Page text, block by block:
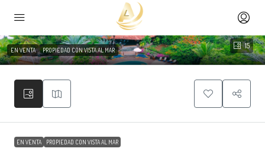
15
EN VENTA PROPIEDAD CON VISTA AL MAR
EN VENTA PROPIEDAD CON VISTA AL MAR